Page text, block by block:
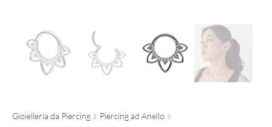
Gioielleria da Piercing
Piercing ad Anello